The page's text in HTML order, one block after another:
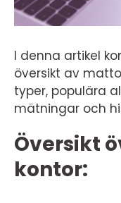
I denna artikel
översikt av
typer, populära
mätningar och
Översikt
kontor: